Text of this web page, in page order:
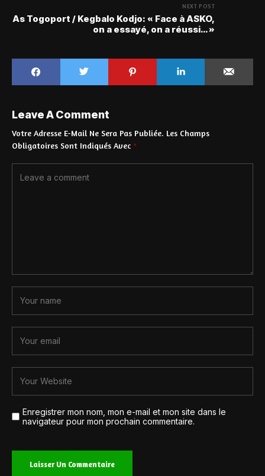
NEXT POST
As Togoport / Kegbalo Kodjo: « Face à ASKO,
on a essayé, on a réussi… »
Leave A Comment
Votre Adresse E-Mail Ne Sera Pas Publiée. Les Champs
Obligatoires Sont Indiqués Avec *
Enregistrer mon nom, mon e-mail et mon site dans le
navigateur pour mon prochain commentaire.